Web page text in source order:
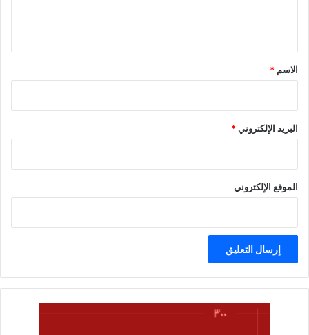
*
الاسم *
البريد الإلكتروني*
الموقع الإلكتروني